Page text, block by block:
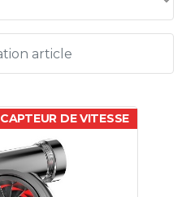
CAPTEUR DE VITESSE